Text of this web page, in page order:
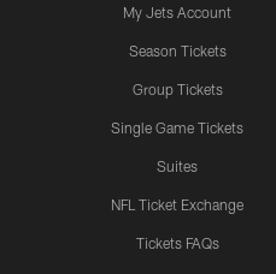
My Jets Account
Season Tickets
Group Tickets
Single Game Tickets
Suites
NFL Ticket Exchange
Tickets FAQs